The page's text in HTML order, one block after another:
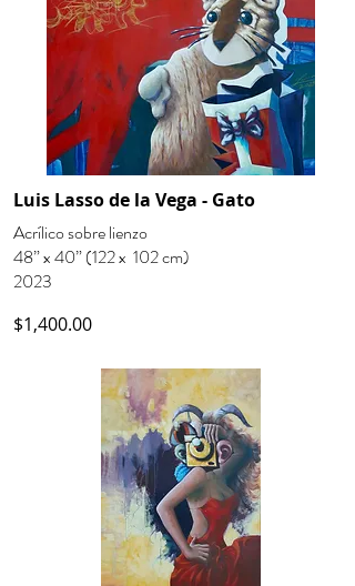
Luis Lasso de la Vega - Gato
Acrílico sobre lienzo
48” x 40” (122 x 102 cm)
2023
$1,400.00